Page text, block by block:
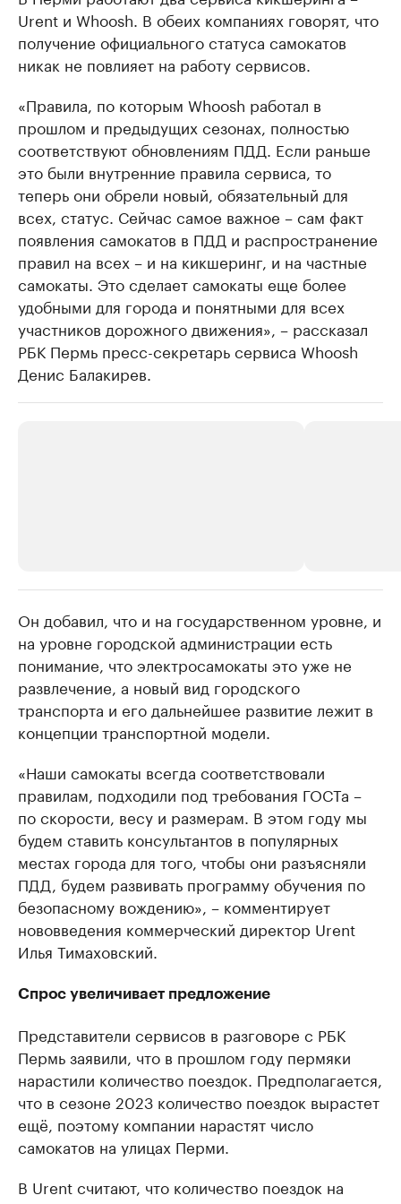
Urent и Whoosh. В обеих компаниях говорят, что
получение официального статуса самокатов
никак не повлияет на работу сервисов.
«Правила, по которым Whoosh работал в
прошлом и предыдущих сезонах, полностью
соответствуют обновлениям ПДД. Если раньше
это были внутренние правила сервиса, то
теперь они обрели новый, обязательный для
всех, статус. Сейчас самое важное – сам факт
появления самокатов в ПДД и распространение
правил на всех – и на кикшеринг, и на частные
самокаты. Это сделает самокаты еще более
удобными для города и понятными для всех
участников дорожного движения», – рассказал
РБК Пермь пресс-секретарь сервиса Whoosh
Денис Балакирев.
РБК Компании
Крупнейшие производители и
продавцы медийной продукции
Ознакомьтесь с информацией в каталоге
Страховые
Он добавил, что и на государственном уровне, и
на уровне городской администрации есть
понимание, что электросамокаты это уже не
развлечение, а новый вид городского
транспорта и его дальнейшее развитие лежит в
концепции транспортной модели.
«Наши самокаты всегда соответствовали
правилам, подходили под требования ГОСТа –
по скорости, весу и размерам. В этом году мы
будем ставить консультантов в популярных
местах города для того, чтобы они разъясняли
ПДД, будем развивать программу обучения по
безопасному вождению», – комментирует
нововведения коммерческий директор Urent
Илья Тимаховский.
Спрос увеличивает предложение
Представители сервисов в разговоре с РБК
Пермь заявили, что в прошлом году пермяки
нарастили количество поездок. Предполагается,
что в сезоне 2023 количество поездок вырастет
ещё, поэтому компании нарастят число
самокатов на улицах Перми.
В Urent считают, что количество поездок на